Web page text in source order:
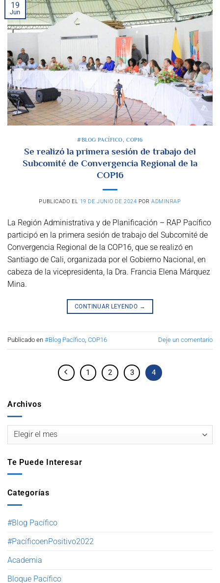
19
Jun
#BLOG PACÍFICO,COP16
Se realizó la primera sesión de trabajo del
Subcomité de Convergencia Regional de la
COP16
PUBLICADO EL 19 DE JUNIO DE 2024 PORADMINRAP
La Región Administrativa y de Planificación – RAP Pacífico
participó en la primera sesión de trabajo del Subcomité de
Convergencia Regional de la COP16, que se realizó en
Santiago de Cali, organizada por el Gobierno Nacional, en
cabeza de la vicepresidenta, la Dra. Francia Elena Márquez
Mina.
CONTINUAR LEYENDO →
Publicado en #Blog Pacífico COP16 Deje un comentario
1 2 3 4
Archivos
Te Puede Interesar
Categorías
#Blog Pacífico
#PacíficoenPositivo2022
Academia
Bloque Pacífico